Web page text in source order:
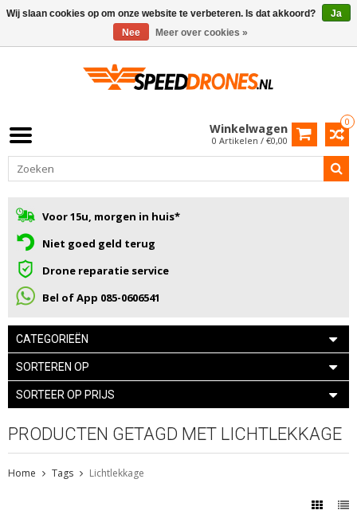
0
Winkelwagen
0 Artikelen / €0,00
Voor 15u, morgen in huis*
Niet goed geld terug
Drone reparatie service
Bel of App 085-0606541
CATEGORIEËN
SORTEREN OP
SORTEER OP PRIJS
PRODUCTEN GETAGD MET LICHTLEKKAGE
Home Tags Lichtlekkage
Wij slaan cookies op om onze website te verbeteren. Is dat akkoord?
Ja
Nee
Meer over cookies »